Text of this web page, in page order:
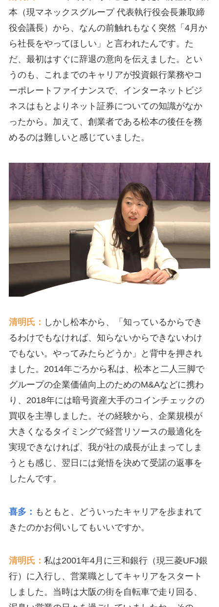
本（現マネックスグループ 代表執行役会長兼取締
役会議長）から、なんの前触れもなく突然「4月か
ら社長をやってほしい」と言われたんです。た
だ、最初はすぐに辞退の意向を伝えました。とい
うのも、これまでのキャリアが投資銀行業務やコ
ーポレートファイナンスで、インターネットビジ
ネスはもとよりネット証券についての知識がなか
ったから。加えて、創業者である松本の後任を務
めるのは難しいと感じていました。
清明氏： しかし松本から、「知っているからでき
るわけでもなければ、知らないからできないわけ
でもない。やってみたらどうか」と背中を押され
ました。2014年ごろから私は、松本と二人三脚で
グループの企業価値向上のためのM&Aなどに携わ
り、2018年には暗号資産大手のコインチェックの
買収を主導しました。その経験から、企業規模が
大きくなるタイミングで経営リソースの最適化を
実現できなければ、我が社の成長が止まってしま
うとも感じ、翌日には覚悟を決めて受諾の返事を
したんです。
喜多： もともと、どういったキャリアを歩まれて
きたのかお伺いしてもいいですか。
清明氏： 私は2001年4月に三和銀行（現三菱UFJ銀
行）に入行し、営業職としてキャリアをスタート
しました。当時は大阪の街を自転車で走り回る、